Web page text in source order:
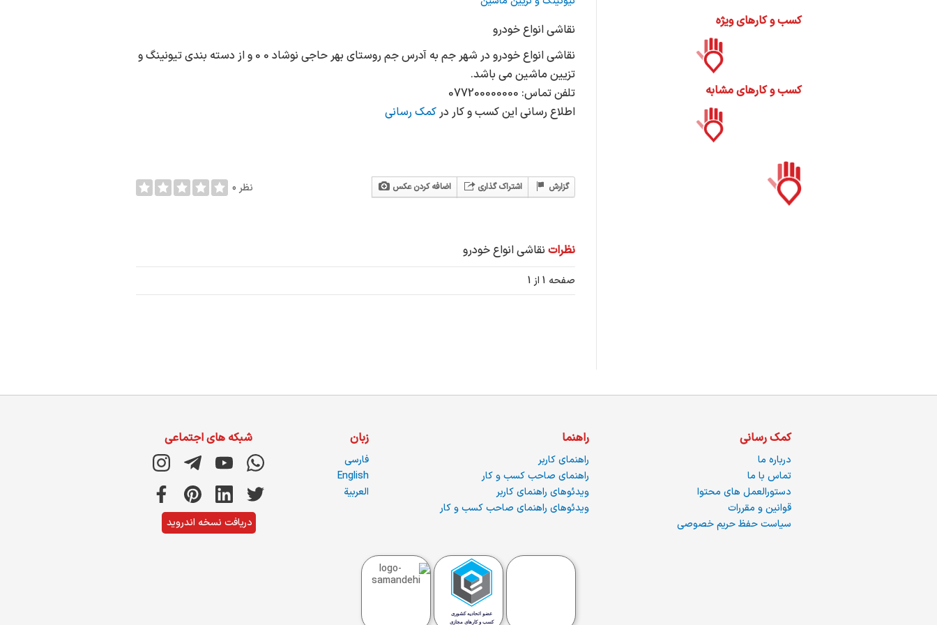
نقاشی انواع خودرو
نقاشی انواع خودرو در شهر جم به آدرس جم روستای بهر حاجی نوشاد 0 0 و از دسته بندی تیونینگ و
تزیین ماشین می باشد.
تلفن تماس: 077200000000
اطلاع رسانی این کسب و کار درکمک رسانی
اضافه کردن عکس اشتراک گذاری گزارش 0 نظر
نظرات نقاشی انواع خودرو
صفحه 1 از 1
کسب و کارهای ویژه
کسب و کارهای مشابه
کمک رسانی
درباره ما
تماس با ما
دستورالعمل های محتوا
قوانین و مقررات
سیاست حفظ حریم خصوصی
راهنما
راهنمای کاربر
راهنمای صاحب کسب و کار
ویدئوهای راهنمای کاربر
ویدئوهای راهنمای صاحب کسب و کار
زبان
فارسی
English
العربية
شبکه های اجتماعی
دریافت نسخه اندروید